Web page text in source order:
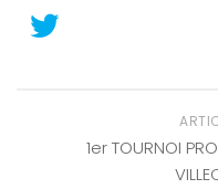
1er TOURNOI